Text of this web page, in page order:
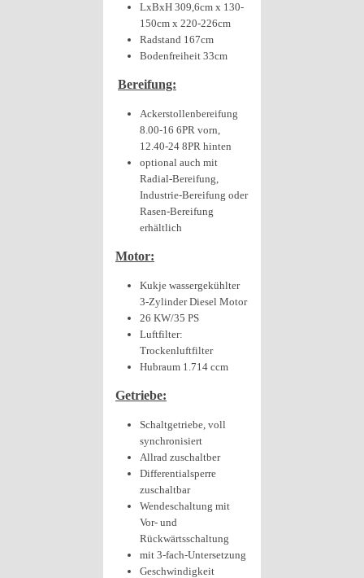
LxBxH 309,6cm x 130-
150cm x 220-226cm
Radstand 167cm
Bodenfreiheit 33cm
Bereifung:
Ackerstollenbereifung
8.00-16 6PR vorn,
12.40-24 8PR hinten
optional auch mit
Radial-Bereifung,
Industrie-Bereifung oder
Rasen-Bereifung
erhältlich
Motor:
Kukje wassergekühlter
3-Zylinder Diesel Motor
26 KW/35 PS
Luftfilter:
Trockenluftfilter
Hubraum 1.714 ccm
Getriebe:
Schaltgetriebe, voll
synchronisiert
Allrad zuschaltber
Differentialsperre
zuschaltbar
Wendeschaltung mit
Vor- und
Rückwärtsschaltung
mit 3-fach-Untersetzung
Geschwindigkeit